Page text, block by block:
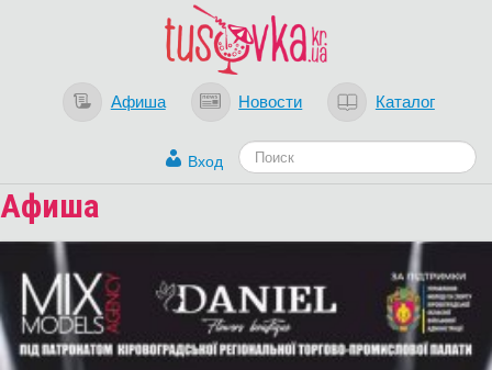
Афиша Новости Каталог
Вход
Афиша